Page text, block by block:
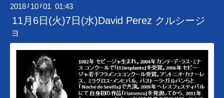
2018 / 10 /01 01:43
11月6日(火)7日(水)David Perez クルシージ
ョ